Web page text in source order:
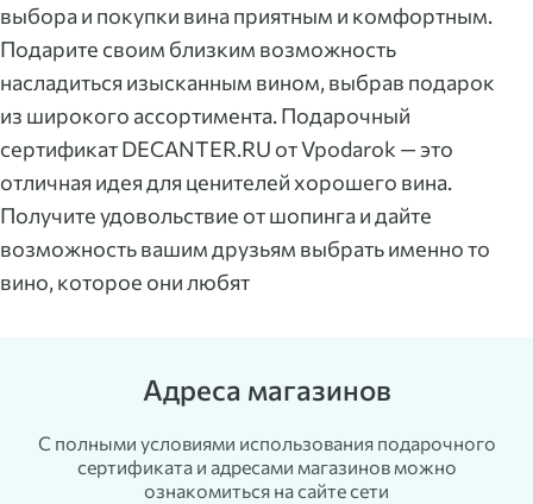
выбора и покупки вина приятным и комфортным.
Подарите своим близким возможность
насладиться изысканным вином, выбрав подарок
из широкого ассортимента. Подарочный
сертификат DECANTER.RU от Vpodarok — это
отличная идея для ценителей хорошего вина.
Получите удовольствие от шопинга и дайте
возможность вашим друзьям выбрать именно то
вино, которое они любят
Адреса магазинов
С полными условиями использования подарочного
сертификата и адресами магазинов можно
ознакомиться на сайте сети